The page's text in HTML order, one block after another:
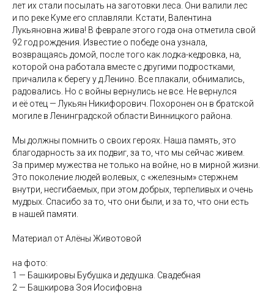
лет их стали посылать на заготовки леса. Они валили лес
и по реке Куме его сплавляли. Кстати, Валентина
Лукьяновна жива! В феврале этого года она отметила свой
92 год рождения. Известие о победе она узнала,
возвращаясь домой, после того как лодка-кедровка, на,
которой она работала вместе с другими подростками,
причалила к берегу у д.Ленино. Все плакали, обнимались,
радовались. Но с войны вернулись не все. Не вернулся
и её отец — Лукьян Никифорович. Похоронен он в братской
могиле в Ленинградской области Винницкого района.
Мы должны помнить о своих героях. Наша память, это
благодарность за их подвиг, за то, что мы сейчас живем.
За пример мужества не только на войне, но в мирной жизни.
Это поколение людей волевых, с «железным» стержнем
внутри, несгибаемых, при этом добрых, терпеливых и очень
мудрых. Спасибо за то, что они были, и за то, что они есть
в нашей памяти.
Материал от Алёны Животовой
на фото:
1 — Башкировы Бубушка и дедушка. Свадебная
2 — Башкирова Зоя Иосифовна